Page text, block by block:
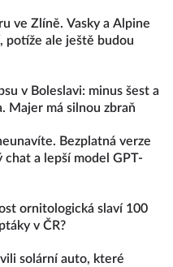
ve Zlíně. Vasky a Alpine
potíže ale ještě budou
v Boleslavi: minus šest a
Majer má silnou zbraň
Bezplatná verze
chat a lepší model GPT-
ornitologická slaví 100
v ČR?
solární auto, které